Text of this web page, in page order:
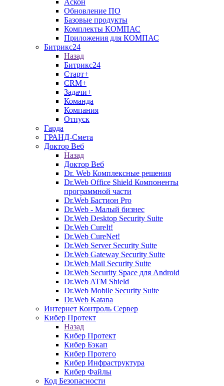
Аскон
Обновление ПО
Базовые продукты
Комплекты КОМПАС
Приложения для КОМПАС
Битрикс24
Назад
Битрикс24
Старт+
CRM+
Задачи+
Команда
Компания
Отпуск
Гарда
ГРАНД-Смета
Доктор Веб
Назад
Доктор Веб
Dr. Web Комплексные решения
Dr.Web Office Shield Компоненты
программной части
Dr.Web Бастион Pro
Dr.Web - Малый бизнес
Dr.Web Desktop Security Suite
Dr.Web CureIt!
Dr.Web CureNet!
Dr.Web Server Security Suite
Dr.Web Gateway Security Suite
Dr.Web Mail Security Suite
Dr.Web Security Space для Android
Dr.Web ATM Shield
Dr.Web Mobile Security Suite
Dr.Web Katana
Интернет Контроль Сервер
Кибер Протект
Назад
Кибер Протект
Кибер Бэкап
Кибер Протего
Кибер Инфраструктура
Кибер Файлы
Код Безопасности